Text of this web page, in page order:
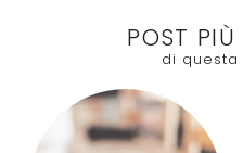
POST PIÙ
di questa